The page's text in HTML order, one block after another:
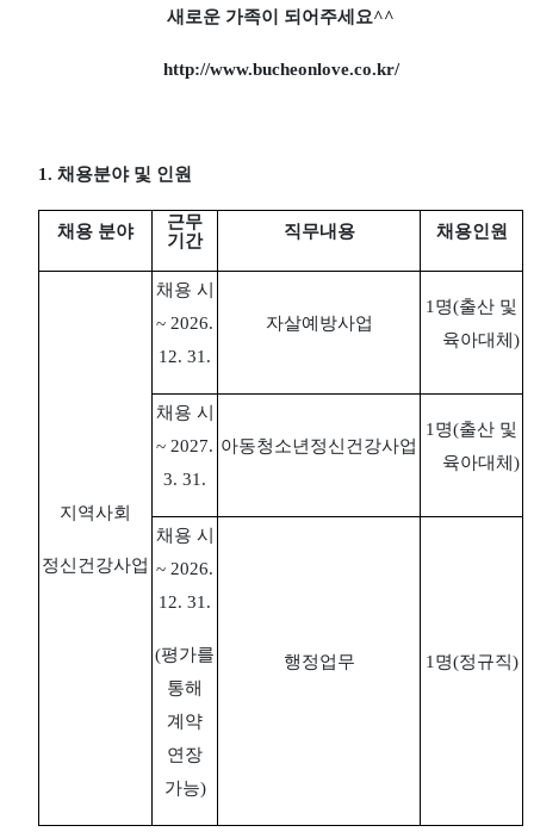
새로운 가족이 되어주세요^^
http://www.bucheonlove.co.kr/
1. 채용분야 및 인원
채용 분야
근무
기간
직무내용 채용인원
지역사회
정신건강사업
채용 시
~ 2026.
12. 31.
자살예방사업
1 명(출산 및
육아대체 )
채용 시
~ 2027.
3. 31.
아동청소년정신건강사업
1 명(출산 및
육아대체 )
채용 시
~ 2026.
12. 31.
(평가를
통해
계약
연장
가능)
행정업무 1 명(정규직)